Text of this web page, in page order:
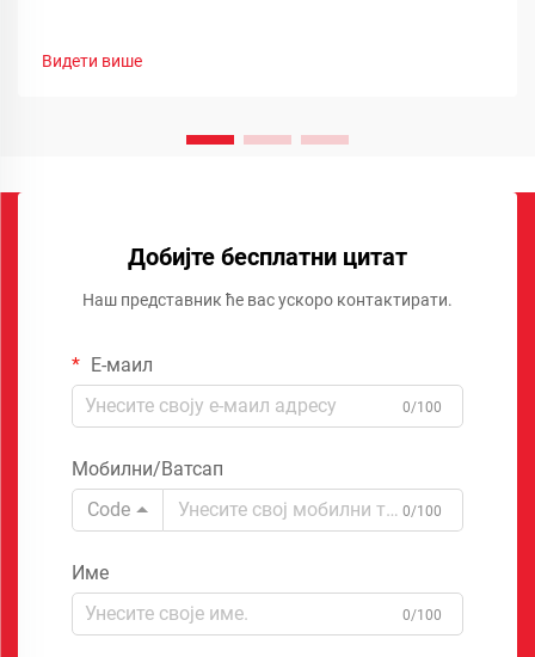
Видети више
Добијте бесплатни цитат
Наш представник ће вас ускоро контактирати.
Е-маил
0/100
Мобилни/Ватсап
Code
0/100
Име
0/100